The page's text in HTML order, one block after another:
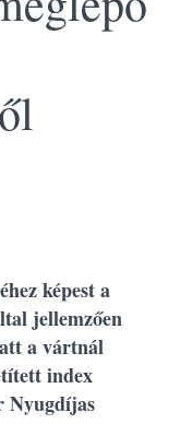
képest a
jellemzően
a vártnál
index
Nyugdíjas